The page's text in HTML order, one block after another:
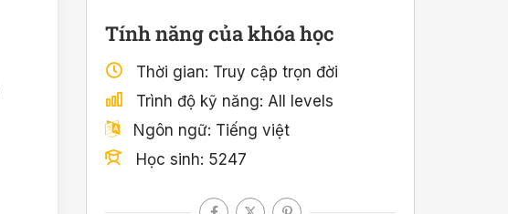
Tính năng của khóa học
Thời gian Truy cập trọn đời
Trình độ kỹ năng All levels
Ngôn ngữ Tiếng việt
Học sinh 5247